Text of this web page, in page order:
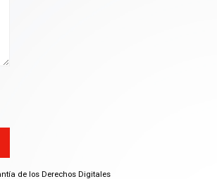
de los Derechos Digitales